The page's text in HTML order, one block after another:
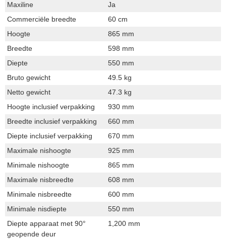
Maxiline
Ja
Commerciële breedte
60 cm
Hoogte
865 mm
Breedte
598 mm
Diepte
550 mm
Bruto gewicht
49.5 kg
Netto gewicht
47.3 kg
Hoogte inclusief verpakking
930 mm
Breedte inclusief verpakking
660 mm
Diepte inclusief verpakking
670 mm
Maximale nishoogte
925 mm
Minimale nishoogte
865 mm
Maximale nisbreedte
608 mm
Minimale nisbreedte
600 mm
Minimale nisdiepte
550 mm
Diepte apparaat met 90°
geopende deur
1,200 mm